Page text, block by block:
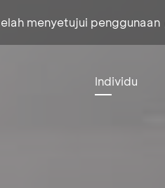
menyetujui penggunaan
Individu